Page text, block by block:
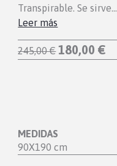
Transpirable. Se sirve…
Leer más
245,00 € 180,00 €
MEDIDAS
90X190 cm